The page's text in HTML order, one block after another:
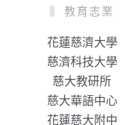
教育志業
花蓮慈濟大學
慈濟科技大學
慈大教研所
慈大華語中心
花蓮慈大附中